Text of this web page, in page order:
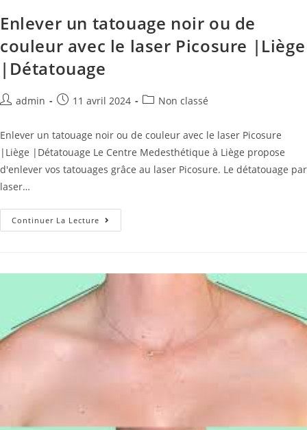
Enlever un tatouage noir ou de
couleur avec le laser Picosure |Liège
|Détatouage
admin 11 avril 2024 Non classé
Enlever un tatouage noir ou de couleur avec le laser Picosure
|Liège |Détatouage Le Centre Medesthétique à Liège propose
d'enlever vos tatouages grâce au laser Picosure. Le détatouage par
laser…
Continuer La Lecture